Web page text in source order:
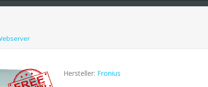
Hersteller: Fronius